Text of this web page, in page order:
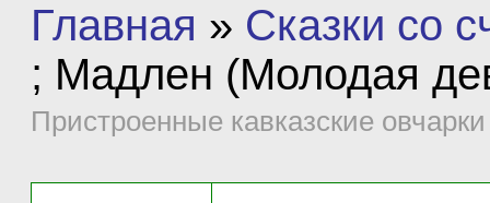
Главная » Сказки со
; Мадлен (Молодая
Пристроенные кавказские овчарки